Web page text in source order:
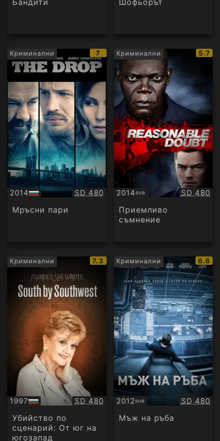
Бандити Шофьорът
Криминални
IMDb
рейтинг:
7
2014
БГ
аудио
Качество:
SD 480
Мръсни пари
Криминални
IMDb
5.7
2014SUB
Субтитри SD 480
Приемливо
съмнение
Криминални
IMDb
рейтинг:
7.3
1997
БГ
аудио
Качество:
SD 480
Убийство по
сценарий: От юг на
югозапад
Криминални
IMDb
6.6
2012SUB
Субтитри SD 480
Мъж на ръба